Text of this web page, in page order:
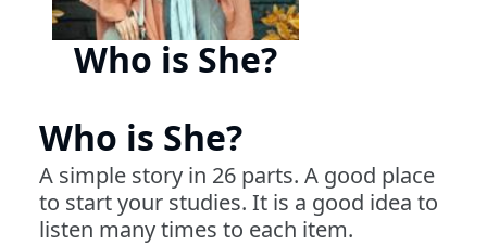
Who is She?
Who is She?
A simple story in 26 parts. A good place
to start your studies. It is a good idea to
listen many times to each item.